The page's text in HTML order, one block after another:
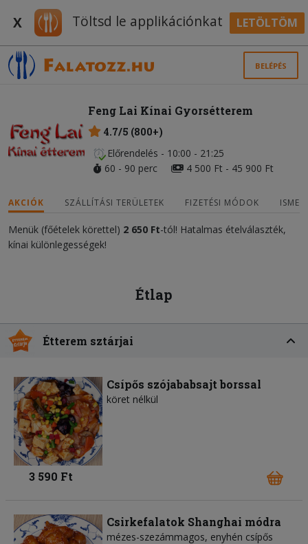
X Töltsd le applikációnkat LETÖLTÖM
BELÉPÉS
Feng Lai Kínai Gyorsétterem
4.7/5 (800+)
Előrendelés - 10:00 - 21:25
60 - 90 perc
4 500 Ft - 45 900 Ft
AKCIÓK SZÁLLÍTÁSI TERÜLETEK FIZETÉSI MÓDOK
Menük (főételek körettel) 2 650 Ft-tól! Hatalmas ételválaszték,
kínai különlegességek!
Étlap
Étterem sztárjai
Csípős szójababsajt borssal
köret nélkül
3 590 Ft
Csirkefalatok Shanghai módra
mézes-szezámmagos, enyhén csípős